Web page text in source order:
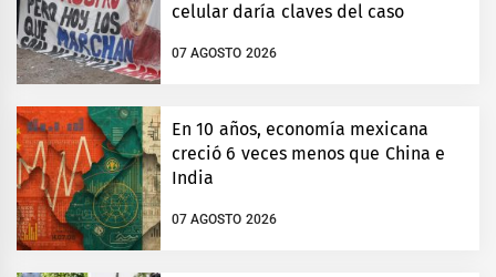
celular daría claves del caso
07 AGOSTO 2026
En 10 años, economía mexicana
creció 6 veces menos que China e
India
07 AGOSTO 2026